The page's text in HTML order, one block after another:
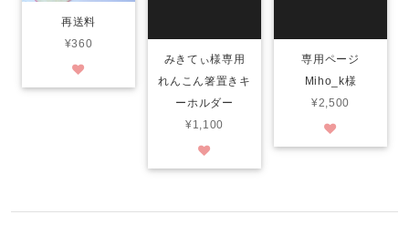
再送料
¥360
みきてぃ様専用
れんこん箸置きキ
ーホルダー
¥1,100
専用ページ
Miho_k様
¥2,500